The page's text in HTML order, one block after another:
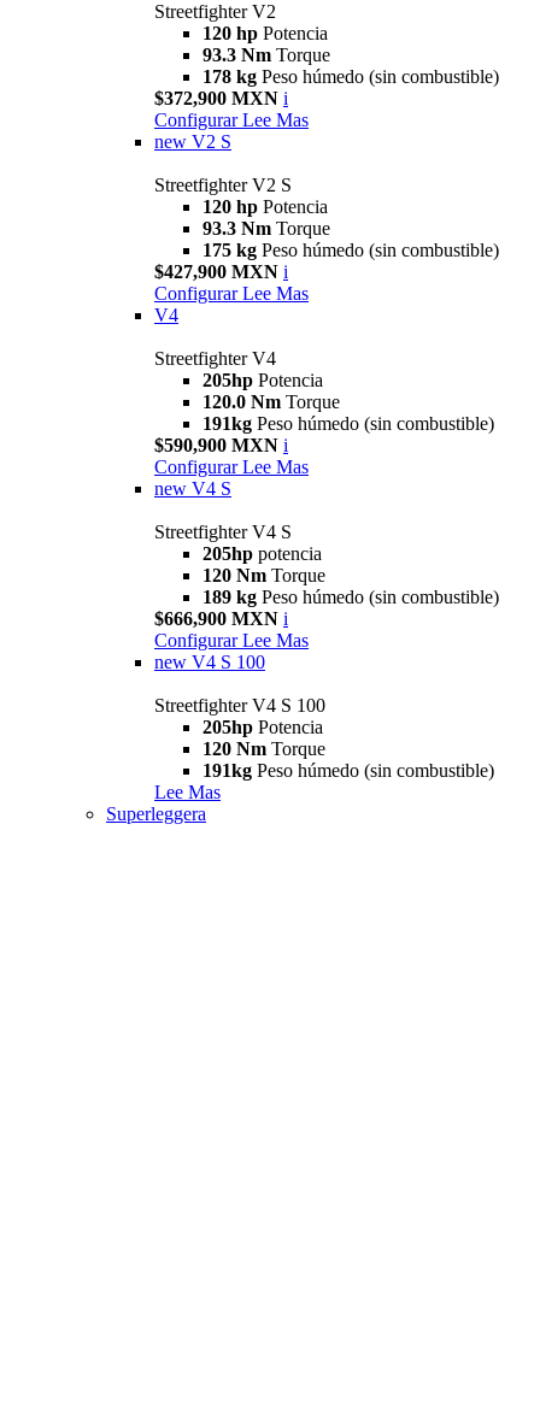
Streetfighter V2
120 hp Potencia
93.3 Nm Torque
178 kg Peso húmedo (sin combustible)
$372,900 MXN i
Configurar Lee Mas
new V2 S
Streetfighter V2 S
120 hp Potencia
93.3 Nm Torque
175 kg Peso húmedo (sin combustible)
$427,900 MXN i
Configurar Lee Mas
V4
Streetfighter V4
205hp Potencia
120.0 Nm Torque
191kg Peso húmedo (sin combustible)
$590,900 MXN i
Configurar Lee Mas
new V4 S
Streetfighter V4 S
205hp potencia
120 Nm Torque
189 kg Peso húmedo (sin combustible)
$666,900 MXN i
Configurar Lee Mas
new V4 S 100
Streetfighter V4 S 100
205hp Potencia
120 Nm Torque
191kg Peso húmedo (sin combustible)
Lee Mas
Superleggera